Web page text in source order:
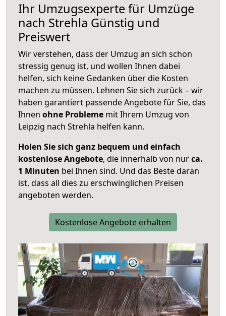
Ihr Umzugsexperte für Umzüge
nach Strehla Günstig und
Preiswert
Wir verstehen, dass der Umzug an sich schon
stressig genug ist, und wollen Ihnen dabei
helfen, sich keine Gedanken über die Kosten
machen zu müssen. Lehnen Sie sich zurück – wir
haben garantiert passende Angebote für Sie, das
Ihnen ohne Probleme mit Ihrem Umzug von
Leipzig nach Strehla helfen kann.
Holen Sie sich ganz bequem und einfach
kostenlose Angebote, die innerhalb von nurca.
1 Minuten bei Ihnen sind. Und das Beste daran
ist, dass all dies zu erschwinglichen Preisen
angeboten werden.
Kostenlose Angebote erhalten